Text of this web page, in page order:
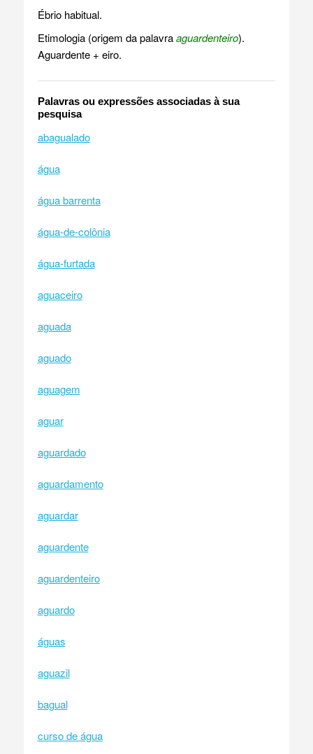
Ébrio habitual.
Etimologia (origem da palavraaguardenteiro).
Aguardente + eiro.
Palavras ou expressões associadas à sua
pesquisa
abagualado
água
água barrenta
água-de-colônia
água-furtada
aguaceiro
aguada
aguado
aguagem
aguar
aguardado
aguardamento
aguardar
aguardente
aguardenteiro
aguardo
águas
aguazil
bagual
curso de água